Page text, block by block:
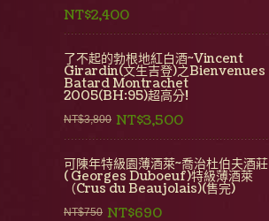
NT$2,400
了不起的勃根地紅白酒~Vincent
Girardin(文生吉登)之Bienvenues
Batard Montrachet
2005(BH:95)超高分!
NT$3,800 NT$3,500
可陳年特級園薄酒萊~喬治杜伯夫酒莊
( Georges Duboeuf)特級薄酒萊
（Crus du Beaujolais)(售完)
NT$750 NT$690